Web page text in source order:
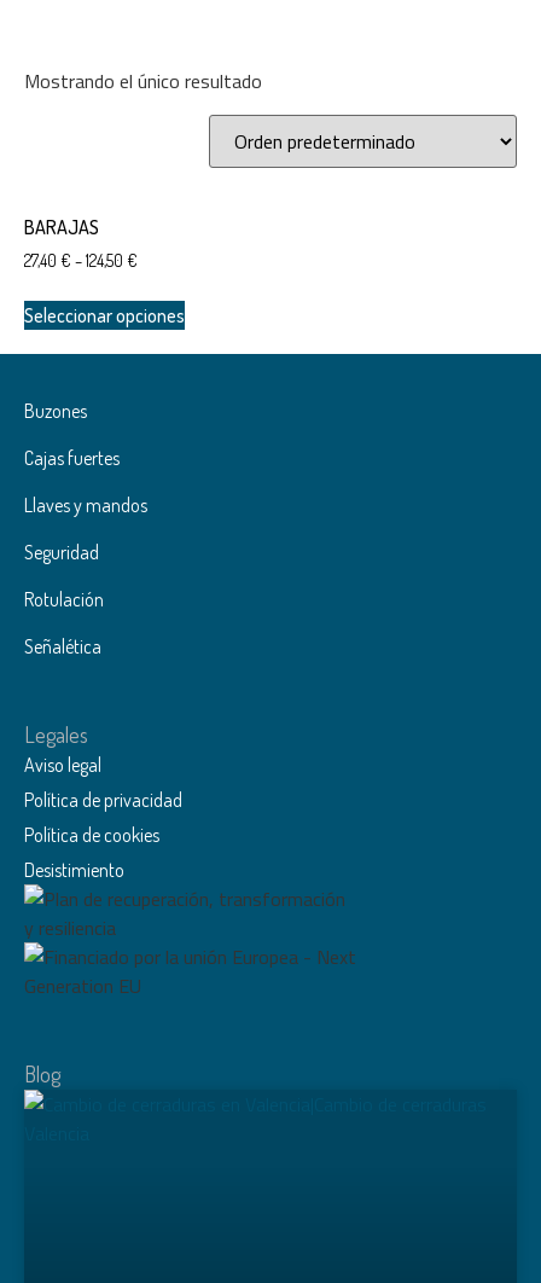
BUZONES
HORIZONTALES
VERTICALES
ARREGUI
BTV
DISEC
Color del producto
ANTRACITA
COLOR ESPECIAL
INOXIDABLE ESPEJO
NÁCAR
NEGRO
PLATA
PLATA ANODIZADA
ARENA PERLA
Mostrando el único resultado
BARAJAS
27,40 € –124,50 €
Seleccionar opciones
Buzones
Cajas fuertes
Llaves y mandos
Seguridad
Rotulación
Señalética
Legales
Aviso legal
Política de privacidad
Política de cookies
Desistimiento
Blog